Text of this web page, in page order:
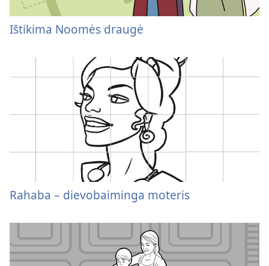
Ištikima Noomės draugė
Rahaba – dievobaiminga moteris